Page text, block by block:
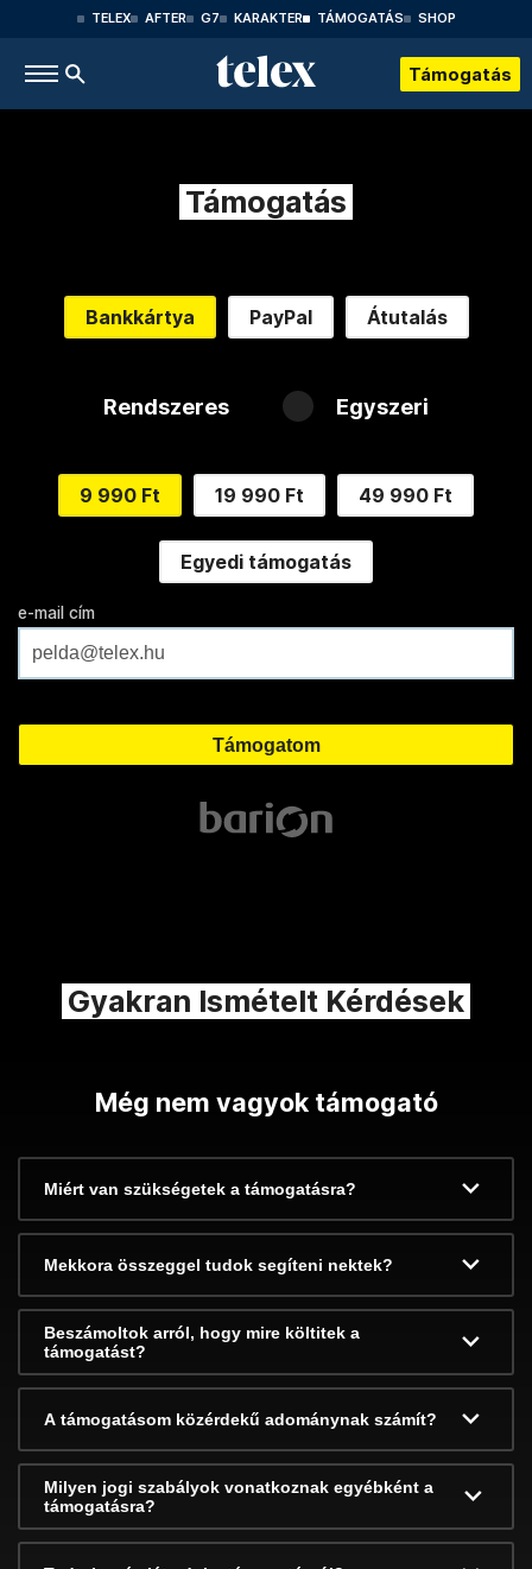
TELEX AFTER G7 KARAKTER TÁMOGATÁS SHOP
Támogatás
Támogatás
Bankkártya PayPal Átutalás
Rendszeres Egyszeri
9 990 Ft 19 990 Ft 49 990 Ft
Egyedi támogatás
e-mail cím
Gyakran Ismételt Kérdések
Még nem vagyok támogató
Miért van szükségetek a támogatásra?
Mekkora összeggel tudok segíteni nektek?
Beszámoltok arról, hogy mire költitek a
támogatást?
A támogatásom közérdekű adománynak számít?
Milyen jogi szabályok vonatkoznak egyébként a
támogatásra?